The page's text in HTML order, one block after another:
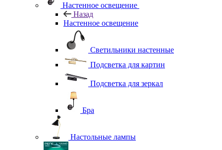
Настенное освещение
Назад
Настенное освещение
Светильники настенные
Подсветка для картин
Подсветка для зеркал
Бра
Настольные лампы